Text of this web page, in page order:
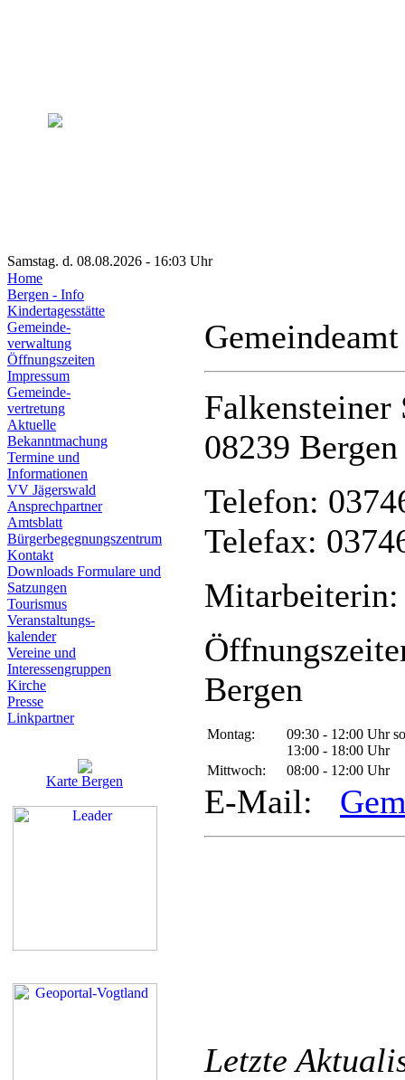
Samstag. d. 08.08.2026 - 16:03 Uhr
Home
Bergen - Info
Kindertagesstätte
Gemeinde-
verwaltung
Öffnungszeiten
Impressum
Gemeinde-
vertretung
Aktuelle
Bekanntmachung
Termine und
Informationen
VV Jägerswald
Ansprechpartner
Amtsblatt
Bürgerbegegnungszentrum
Kontakt
Downloads Formulare und
Satzungen
Tourismus
Veranstaltungs-
kalender
Vereine und
Interessen­gruppen
Kirche
Presse
Linkpartner
Karte Bergen
Falkensteiner
08239 Bergen
Telefon:
Telefax:
Mitarbeiterin:
Bergen
Montag:
09:30 - 12:00 Uhr
13:00 - 18:00 Uhr
Mittwoch:
08:00 - 12:00 Uhr
E-Mail:
Letzte